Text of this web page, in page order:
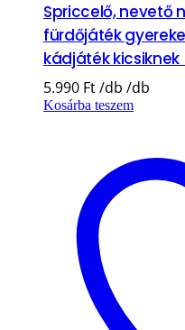
Spriccelő, nevető
fürdőjáték
kádjáték kicsiknek
5.990 Ft
Kosárba teszem